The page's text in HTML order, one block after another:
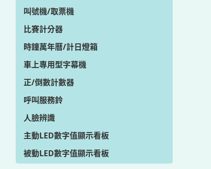
叫號機/取票機
比賽計分器
時鐘萬年曆/計日燈箱
車上專用型字幕機
正/倒數計數器
呼叫服務鈴
人臉辨識
主動LED數字值顯示看板
被動LED數字值顯示看板